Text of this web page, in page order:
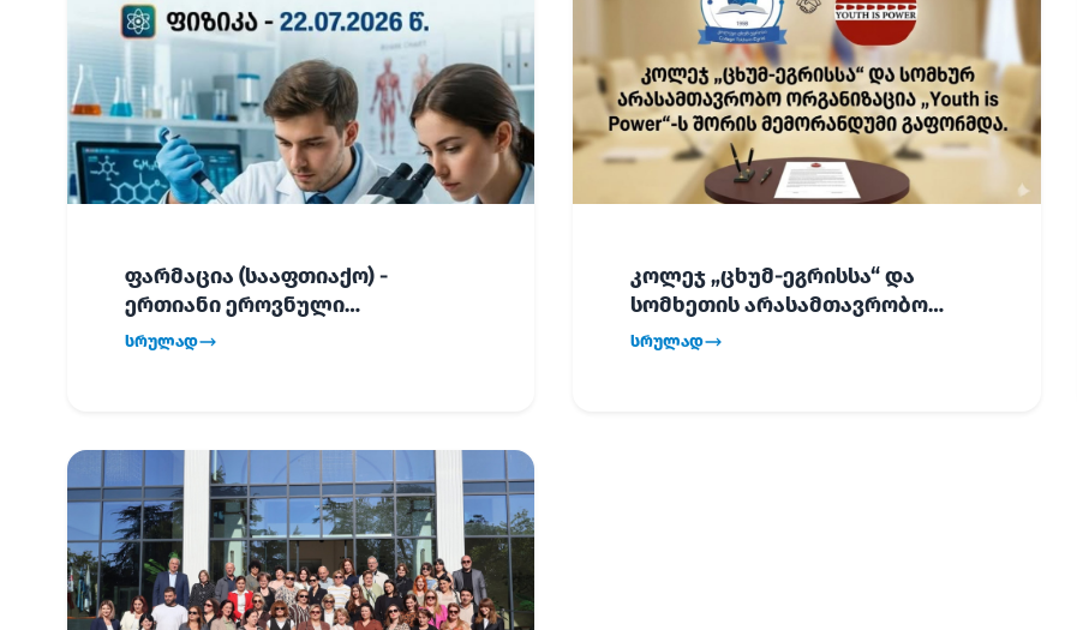
ფარმაცია (სააფთიაქო) -
ერთიანი ეროვნული
გამოცდების განრიგი!
სრულად
კოლეჯ „ცხუმ-ეგრისსა“ და
სომხეთის არასამთავრობო
ორგანიზაცია „Youth is Power“-ს
სრულად